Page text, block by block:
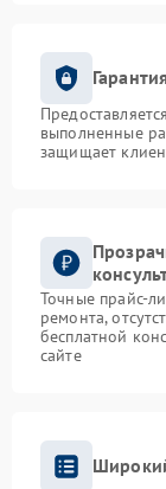
выполненные
защищает
Точные прайс-
ремонта,
бесплатной
сайте